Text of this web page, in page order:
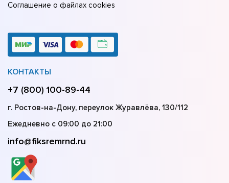
Соглашение о файлах cookies
КОНТАКТЫ
+7 (800) 100-89-44
г. Ростов-на-Дону, переулок Журавлёва, 130/112
Ежедневно с 09:00 до 21:00
info@fiksremrnd.ru